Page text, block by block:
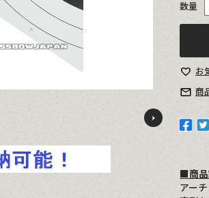
Previous
数量
お
商
■商品
アー